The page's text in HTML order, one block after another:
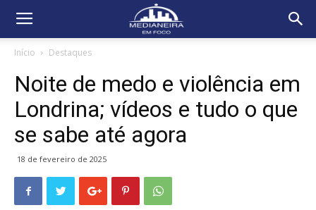
Início Destaques
Noite de medo e violência em
Londrina; vídeos e tudo o que
se sabe até agora
18 de fevereiro de 2025